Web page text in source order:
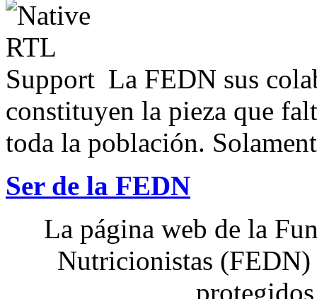
La FEDN sus
constituyen la pieza que
toda la población.
Ser de la FEDN
La página web de la
Nutricionistas (FEDN)